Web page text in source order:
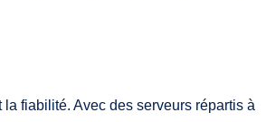
fiabilité. Avec des serveurs répartis à